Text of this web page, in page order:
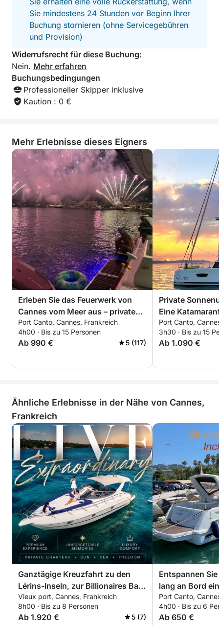
Sie mindestens 24 Stunden vor Beginn Ihrer
Buchung stornieren (ohne Servicegebühren
und Provision)
Widerrufsrecht für diese Buchung:
Nein. Mehr erfahren
Buchungsbedingungen
Professioneller Skipper inklusive
Kaution : 0 €
Mehr Erlebnisse dieses Eigners
Erleben Sie das Feuerwerk von
Cannes vom Meer aus – private
Bootscharter
Port Canto, Cannes, Frankreich
4h00 · Bis zu 15 Personen
Ab 990 € 5 (117)
Private
Eine
Meer und
Port Canto,
3h30 · Bis zu 15
Ab 1.090 €
Ähnliche Erlebnisse in der Nähe von Cannes,
Frankreich
Ganztägige Kreuzfahrt zu den
Lérins-Inseln, zur Billionaires Bay
und nach Théoule-sur-Mer
Vieux port, Cannes, Frankreich
8h00 · Bis zu 8 Personen
Ab 1.920 € 5 (7)
Entspannen
lang an Bord
Bootes rund
Spezieller
Port Canto,
4h00 · Bis zu 6
Ab 650 €